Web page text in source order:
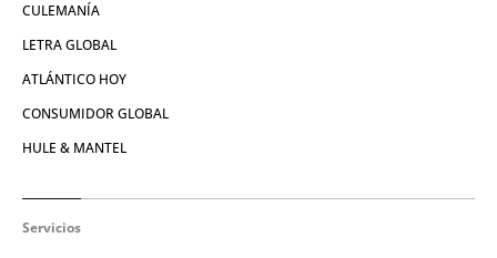
CULEMANÍA
LETRA GLOBAL
ATLÁNTICO HOY
CONSUMIDOR GLOBAL
HULE & MANTEL
Servicios